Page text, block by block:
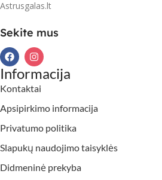
Astrusgalas.lt
Sekite mus
Informacija
Kontaktai
Apsipirkimo informacija
Privatumo politika
Slapukų naudojimo taisyklės
Didmeninė prekyba